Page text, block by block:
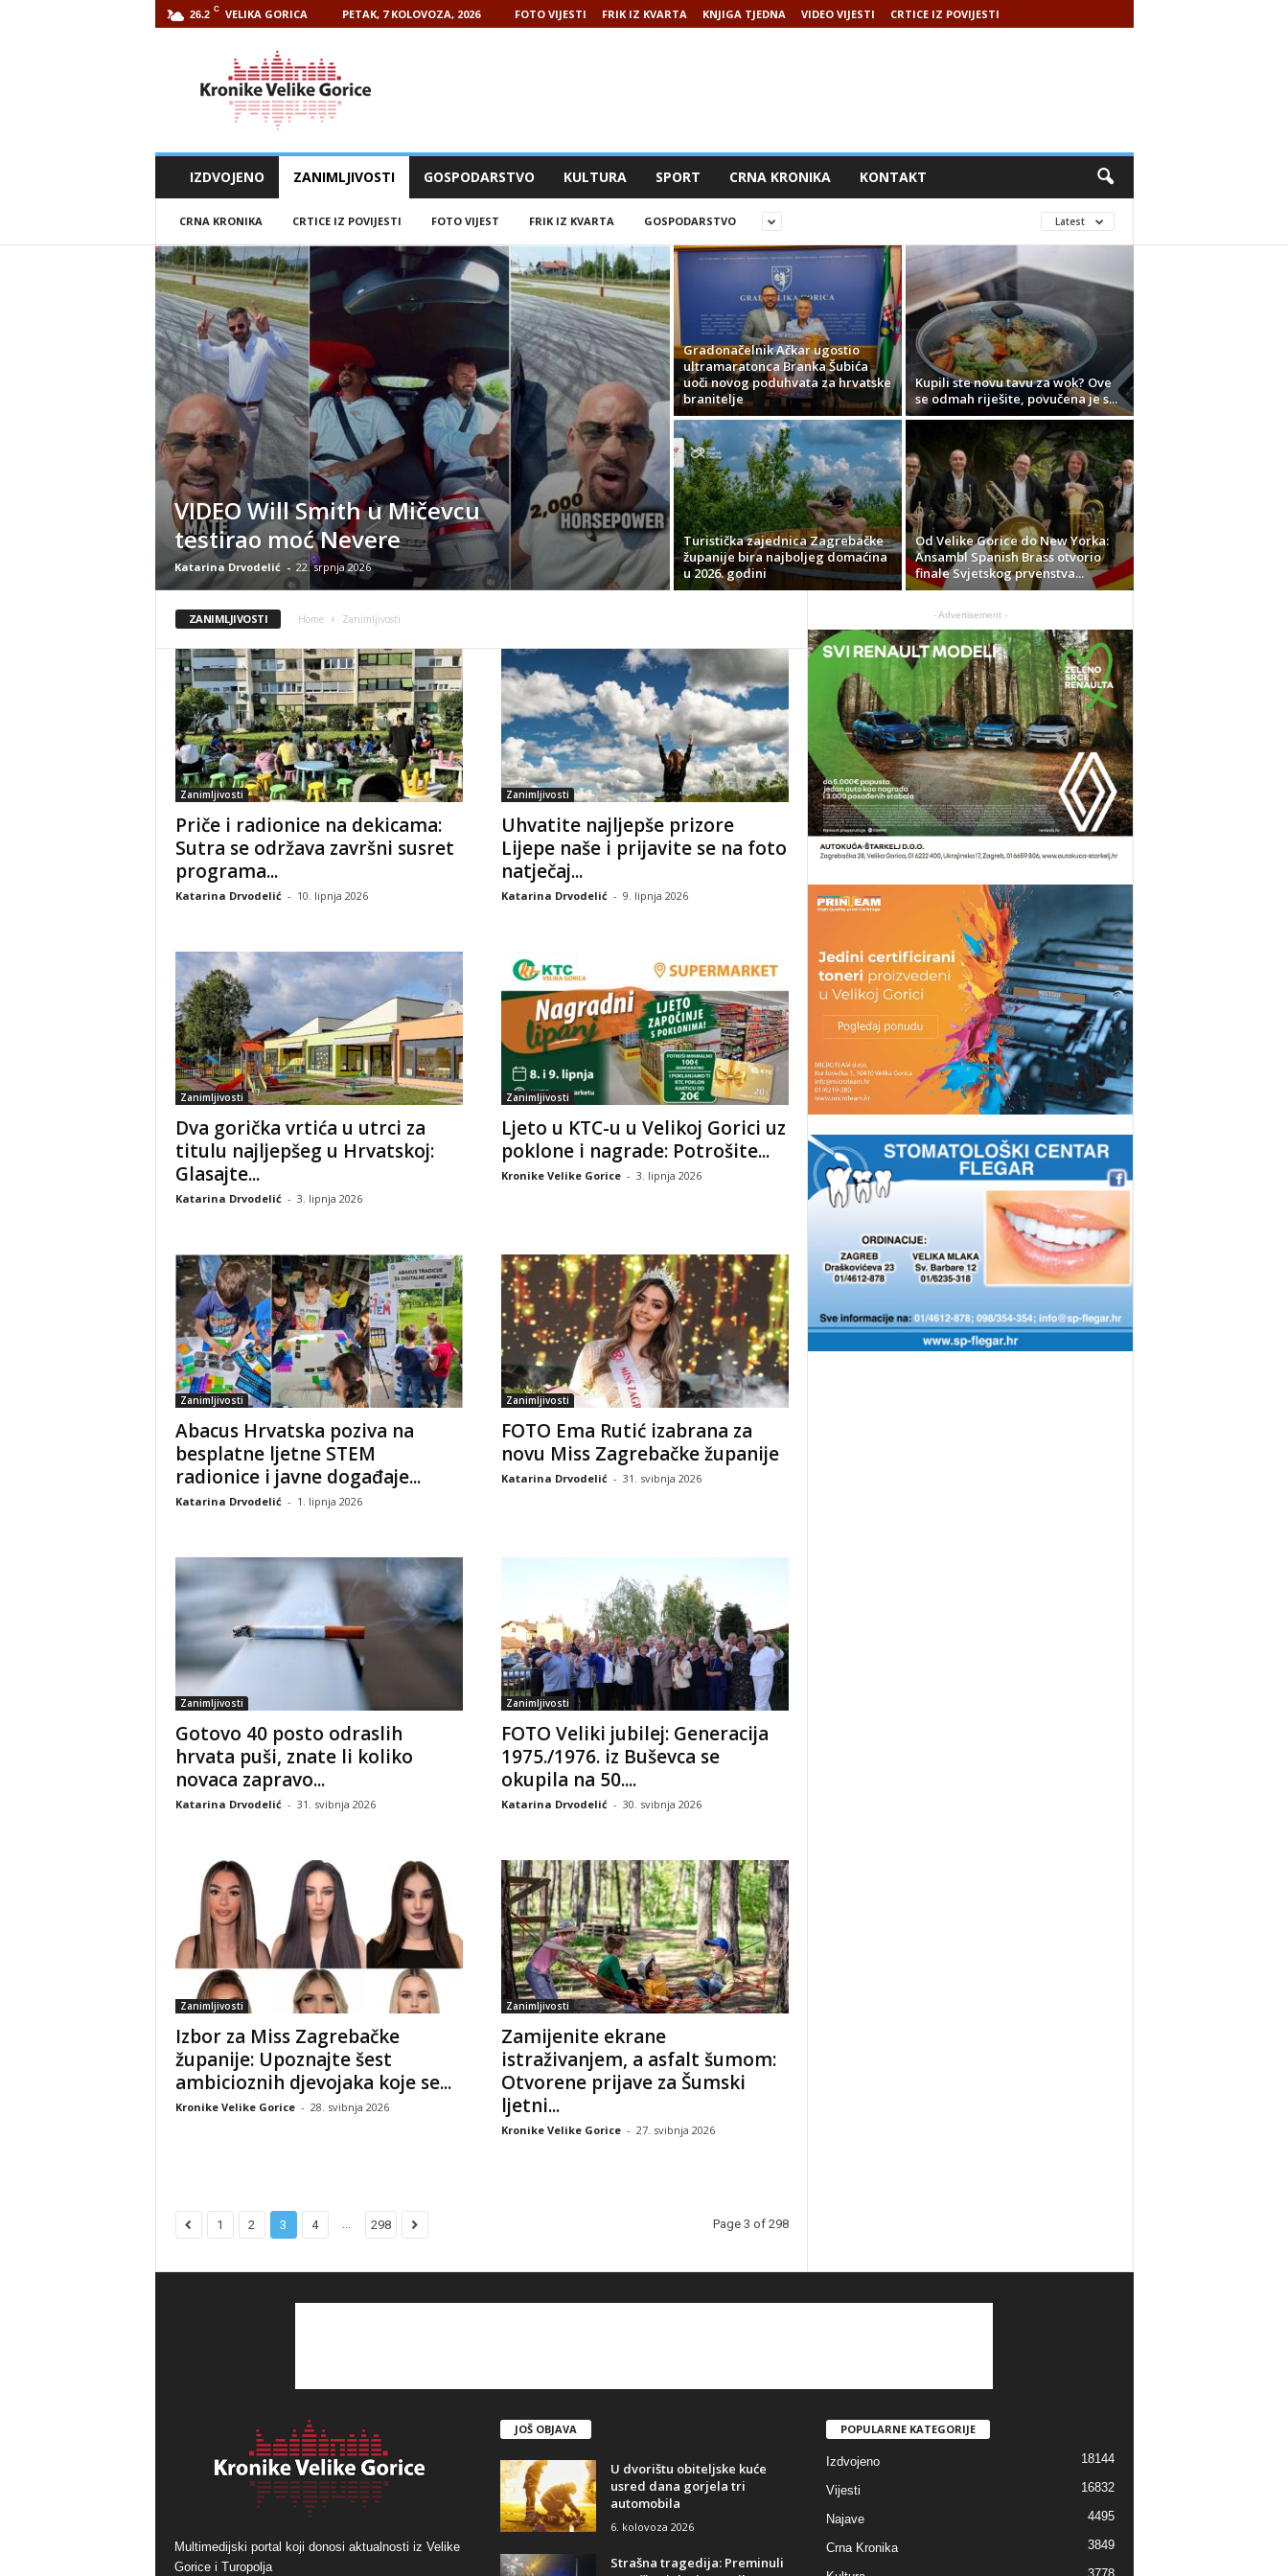
26.2 C VELIKA GORICA PETAK, 7 KOLOVOZA, 2026 FOTO VIJESTI FRIK IZ KVARTA KNJIGA TJEDNA VIDEO VIJESTI CRTICE IZ POVIJESTI
IZDVOJENO ZANIMLJIVOSTI GOSPODARSTVO KULTURA SPORT CRNA KRONIKA KONTAKT
CRNA KRONIKA CRTICE IZ POVIJESTI FOTO VIJEST FRIK IZ KVARTA GOSPODARSTVO Latest
VIDEO Will Smith u Mičevcu
testirao moć Nevere
Katarina Drvodelić - 22. srpnja 2026
Gradonačelnik Ačkar ugostio
ultramaratonca Branka Šubića
uoči novog poduhvata za hrvatske
branitelje
Kupili ste novu tavu za wok? Ove
se odmah riješite, povučena je s...
Turistička zajednica Zagrebačke
županije bira najboljeg domaćina
u 2026. godini
Od Velike Gorice do New Yorka:
Ansambl Spanish Brass otvorio
finale Svjetskog prvenstva...
ZANIMLJIVOSTI Home Zanimljivosti
Zanimljivosti
Priče i radionice na dekicama:
Sutra se održava završni susret
programa...
Katarina Drvodelić - 10. lipnja 2026
Zanimljivosti
Uhvatite najljepše prizore
Lijepe naše i prijavite se na foto
natječaj...
Katarina Drvodelić - 9. lipnja 2026
Zanimljivosti
Dva gorička vrtića u utrci za
titulu najljepšeg u Hrvatskoj:
Glasajte...
Katarina Drvodelić - 3. lipnja 2026
Zanimljivosti
Ljeto u KTC-u u Velikoj Gorici uz
poklone i nagrade: Potrošite...
Kronike Velike Gorice - 3. lipnja 2026
Zanimljivosti
Abacus Hrvatska poziva na
besplatne ljetne STEM
radionice i javne događaje...
Katarina Drvodelić - 1. lipnja 2026
Zanimljivosti
FOTO Ema Rutić izabrana za
novu Miss Zagrebačke županije
Katarina Drvodelić - 31. svibnja 2026
Zanimljivosti
Gotovo 40 posto odraslih
hrvata puši, znate li koliko
novaca zapravo...
Katarina Drvodelić - 31. svibnja 2026
Zanimljivosti
FOTO Veliki jubilej: Generacija
1975./1976. iz Buševca se
okupila na 50....
Katarina Drvodelić - 30. svibnja 2026
Zanimljivosti
Izbor za Miss Zagrebačke
županije: Upoznajte šest
ambicioznih djevojaka koje se...
Kronike Velike Gorice - 28. svibnja 2026
Zanimljivosti
Zamijenite ekrane
istraživanjem, a asfalt šumom:
Otvorene prijave za Šumski
ljetni...
Kronike Velike Gorice - 27. svibnja 2026
1 2 3 4 ... 298 Page 3 of 298
- Advertisement -
Multimedijski portal koji donosi aktualnosti iz Velike
Gorice i Turopolja
JOŠ OBJAVA
U dvorištu obiteljske kuće
usred dana gorjela tri
automobila
6. kolovoza 2026
Strašna tragedija: Preminuli
POPULARNE KATEGORIJE
Izdvojeno 18144
Vijesti 16832
Najave 4495
Crna Kronika 3849